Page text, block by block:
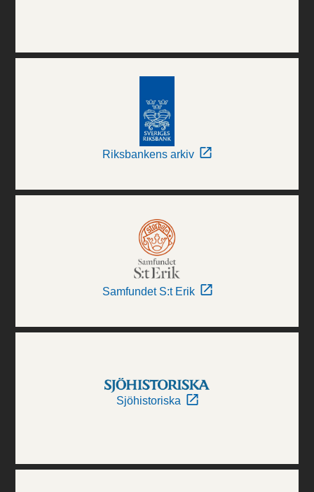
Riksbankens arkiv
Samfundet S:t Erik
Sjöhistoriska